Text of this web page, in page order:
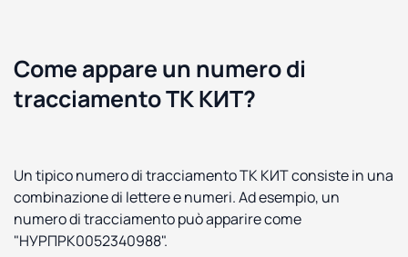
Come appare un numero di
tracciamento ТК КИТ?
Un tipico numero di tracciamento ТК КИТ consiste in una
combinazione di lettere e numeri. Ad esempio, un
numero di tracciamento può apparire come
"НУРПРК0052340988".